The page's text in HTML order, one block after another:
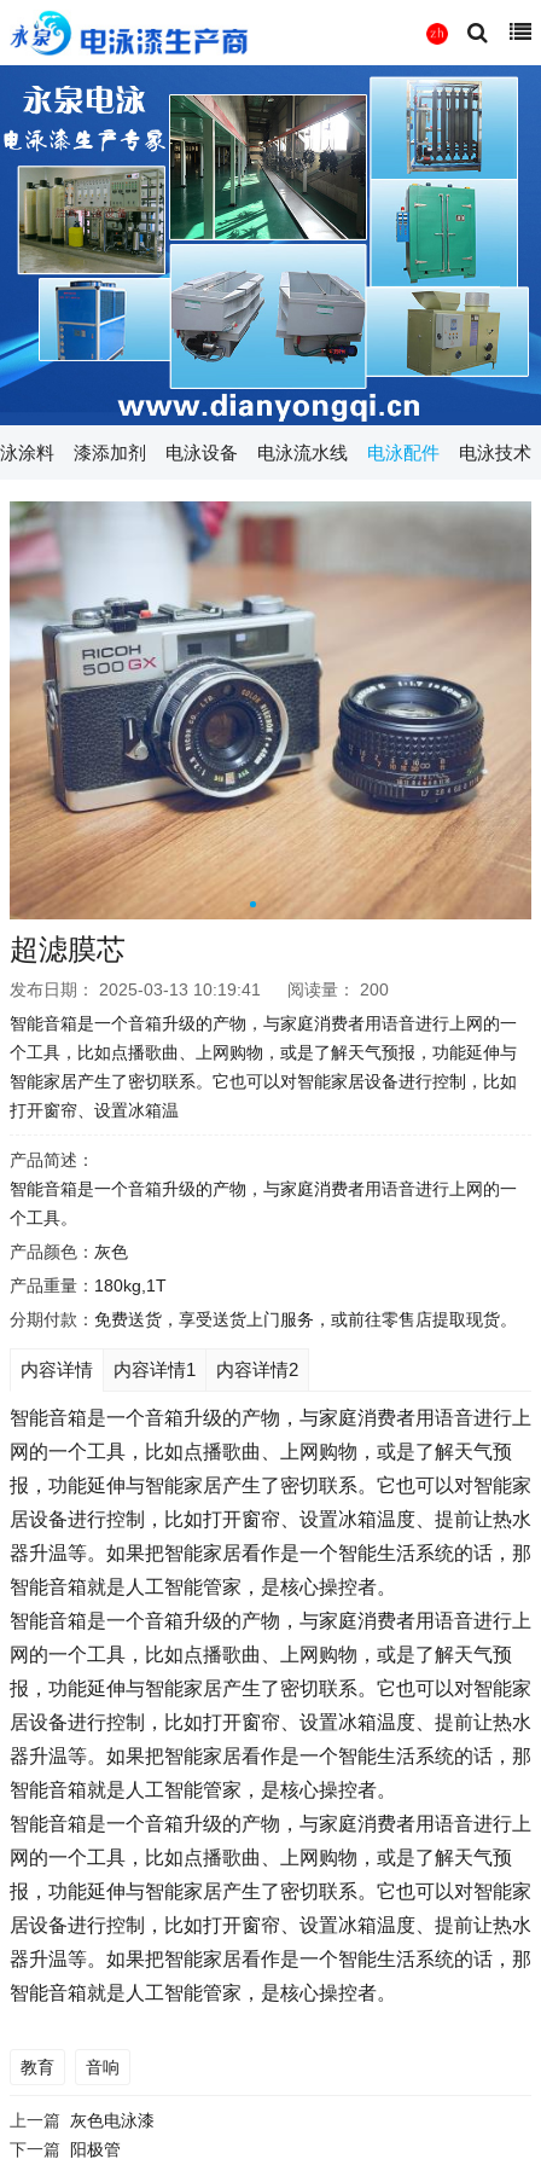
涂料 漆添加剂 电泳设备 电泳流水线 电泳配件 电泳技术
超滤膜芯
发布日期： 2025-03-13 10:19:41 阅读量：
200
智能音箱是一个音箱升级的产物，与家庭消费者用语音进行上网的一
个工具，比如点播歌曲、上网购物，或是了解天气预报，功能延伸与
智能家居产生了密切联系。它也可以对智能家居设备进行控制，比如
打开窗帘、设置冰箱温
产品简述：
智能音箱是一个音箱升级的产物，与家庭消费者用语音进行上网的一
个工具。
产品颜色： 灰色
产品重量： 180kg,1T
分期付款： 免费送货，享受送货上门服务，或前往零售店提取现货。
内容详情 内容详情1 内容详情2
智能音箱是一个音箱升级的产物，与家庭消费者用语音进行上
网的一个工具，比如点播歌曲、上网购物，或是了解天气预
报，功能延伸与智能家居产生了密切联系。它也可以对智能家
居设备进行控制，比如打开窗帘、设置冰箱温度、提前让热水
器升温等。如果把智能家居看作是一个智能生活系统的话，那
智能音箱就是人工智能管家，是核心操控者。
智能音箱是一个音箱升级的产物，与家庭消费者用语音进行上
网的一个工具，比如点播歌曲、上网购物，或是了解天气预
报，功能延伸与智能家居产生了密切联系。它也可以对智能家
居设备进行控制，比如打开窗帘、设置冰箱温度、提前让热水
器升温等。如果把智能家居看作是一个智能生活系统的话，那
智能音箱就是人工智能管家，是核心操控者。
智能音箱是一个音箱升级的产物，与家庭消费者用语音进行上
网的一个工具，比如点播歌曲、上网购物，或是了解天气预
报，功能延伸与智能家居产生了密切联系。它也可以对智能家
居设备进行控制，比如打开窗帘、设置冰箱温度、提前让热水
器升温等。如果把智能家居看作是一个智能生活系统的话，那
智能音箱就是人工智能管家，是核心操控者。
教育 音响
上一篇
灰色电泳漆
下一篇
阳极管